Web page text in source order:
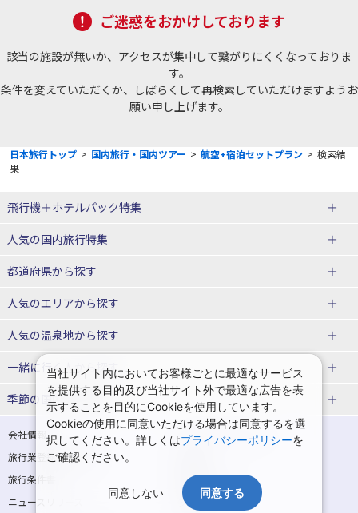
ご迷惑をおかけしております
該当の施設が無いか、アクセスが集中して繋がりにくくなっておりま
す。
条件を変えていただくか、しばらくして再検索していただけますようお
願い申し上げます。
日本旅行トップ > 国内旅行・国内ツアー > 航空+宿泊セットプラン > 検索結
果
飛行機＋ホテルパック特集
赤い風船ダイナミックパッケージ
ＪＡＬで行く飛行機+ホテルパック
人気の国内旅行特集
東京ディズニーリゾート®への旅
ユニバーサル・スタジオ・ジャパ
都道府県から探す
北海道旅行・ツアー
東北
青森旅行・ツアー
岩手旅行・ツアー
宮城旅行・ツアー
秋田旅行・ツアー
山形旅行・ツアー
福島旅行・ツアー
関東
東京旅行・ツアー
神奈川旅行・ツアー
人気のエリアから探す
函館旅行 札幌旅行
仙台旅行
那須旅行
日光旅行
人気の温泉地から探す
北海道
湯の川温泉(北海道)
定山渓温泉(北海道)
十勝川温泉(北海道)
阿寒湖温泉(北海道)
洞爺湖温泉(北海道)
層雲峡温泉(北海道)
知床温泉(北海道)
一緒に行く人から探す
一人旅 国内版
家族・子連れ旅行 国内版
カップル・夫婦旅行 国内版
女子旅 国内版
卒業旅行・学生旅行 国内版
季節の国内旅行特集
桜・お花見特集
ゴールデンウィーク（GW）の国内
旅行
夏休み・お盆の国内旅行
7月の国内旅行
8月の国内旅行
9月の国内旅行
会社情報
プライバシーポリシー
旅行業登録票・約款
旅行条件書
商標について
ニュースリリース
採用情報
当社サイト内においてお客様ごとに最適なサービス
を提供する目的及び当社サイト外で最適な広告を表
示することを目的にCookieを使用しています。
Cookieの使用に同意いただける場合は同意するを選
択してください。詳しくはプライバシーポリシーを
ご確認ください。
同意しない 同意する